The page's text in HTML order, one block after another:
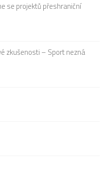
se projektů přeshraniční
zkušenosti – Sport nezná